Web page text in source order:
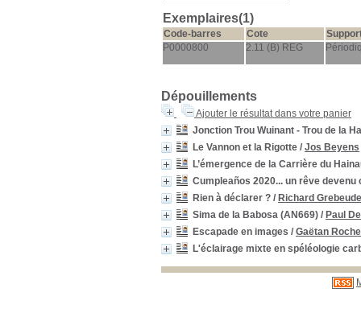
Exemplaires(1)
Code-barres Cote
P0000800
2.11 (B) REG
Dépouillements
Ajouter le résultat dans votre panier
Jonction Trou Wuinant - Trou de la
Le Vannon et la Rigotte / Jos Beyens
L’émergence de la Carrière du
Cumpleaños 2020... un rêve devenu
Rien à déclarer ? / Richard Grebeude
Sima de la Babosa (AN669) / Paul
Escapade en images / Gaëtan
L'éclairage mixte en spéléologie